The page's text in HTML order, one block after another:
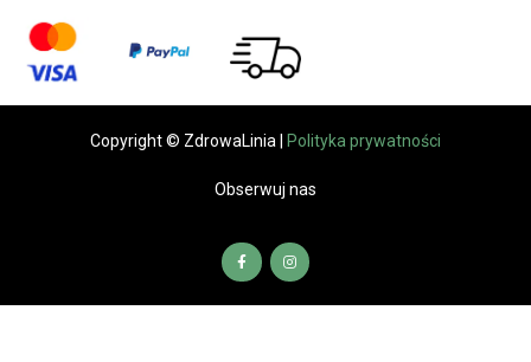
Copyright © ZdrowaLinia | Polityka prywatności
Obserwuj nas